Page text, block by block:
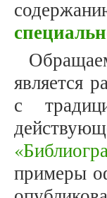
является
с
примеры